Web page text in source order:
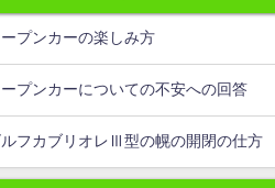
プンカーの楽しみ方
プンカーについての不安への回答
ルフカブリオレⅢ型の幌の開閉の仕方